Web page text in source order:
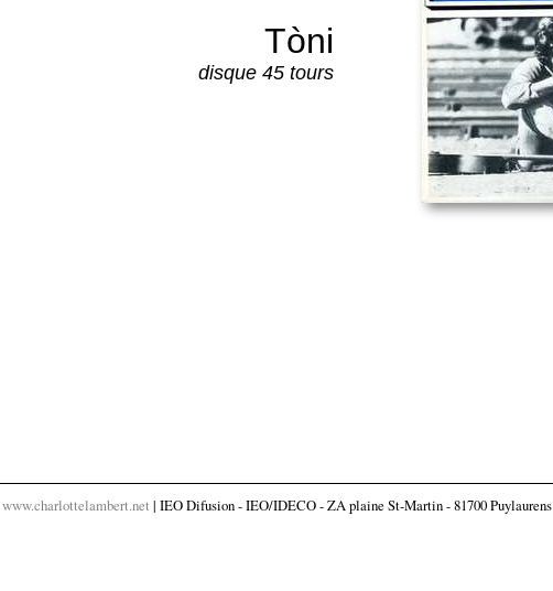
Tòni
disque 45 tours
www.charlottelambert.net | IEO Difusion - IEO/IDECO - ZA plaine St-Martin - 81700 Puylaurens